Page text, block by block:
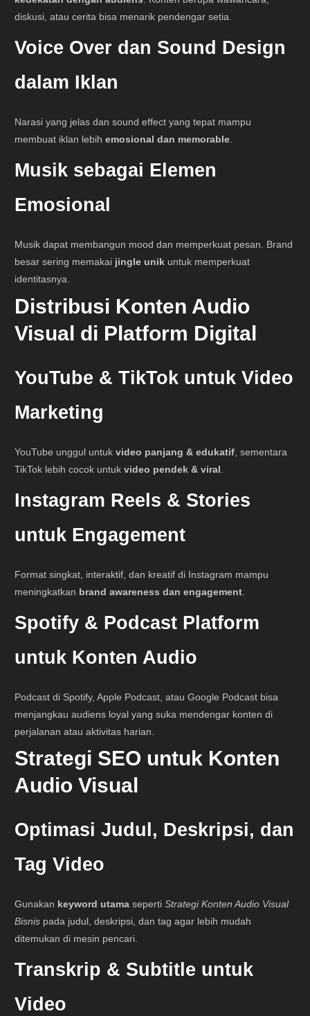
diskusi, atau cerita bisa menarik pendengar setia.
Voice Over dan Sound Design
dalam Iklan
Narasi yang jelas dan sound effect yang tepat mampu
membuat iklan lebihemosional dan memorable.
Musik sebagai Elemen
Emosional
Musik dapat membangun mood dan memperkuat pesan. Brand
besar sering memakai jingle unik untuk memperkuat
identitasnya.
Distribusi Konten Audio
Visual di Platform Digital
YouTube & TikTok untuk Video
Marketing
YouTube unggul untukvideo panjang & edukatif , sementara
TikTok lebih cocok untukvideo pendek & viral
Instagram Reels & Stories
untuk Engagement
Format singkat, interaktif, dan kreatif di Instagram mampu
meningkatkan brand awareness dan engagement
Spotify & Podcast Platform
untuk Konten Audio
Podcast di Spotify, Apple Podcast, atau Google Podcast bisa
menjangkau audiens loyal yang suka mendengar konten di
perjalanan atau aktivitas harian.
Strategi SEO untuk Konten
Audio Visual
Optimasi Judul, Deskripsi, dan
Tag Video
Gunakan keyword utama sepertiStrategi Konten Audio Visual
Bisnis pada judul, deskripsi, dan tag agar lebih mudah
ditemukan di mesin pencari.
Transkrip & Subtitle untuk
Video